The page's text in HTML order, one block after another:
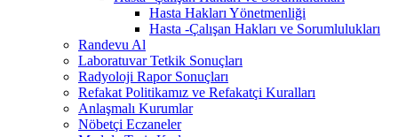
Hasta Hakları Yönetmenliği
Hasta -Çalışan Hakları ve Sorumlulukları
Randevu Al
Laboratuvar Tetkik Sonuçları
Radyoloji Rapor Sonuçları
Refakat Politikamız ve Refakatçi Kuralları
Anlaşmalı Kurumlar
Nöbetçi Eczaneler